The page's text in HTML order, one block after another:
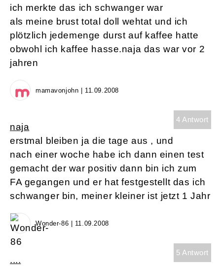
ich merkte das ich schwanger war
als meine brust total doll wehtat und ich
plötzlich jedemenge durst auf kaffee hatte
obwohl ich kaffee hasse.naja das war vor 2
jahren
mamavonjohn | 11.09.2008
4 Antwort
naja
erstmal bleiben ja die tage aus , und
nach einer woche habe ich dann einen test
gemacht der war positiv dann bin ich zum
FA gegangen und er hat festgestellt das ich
schwanger bin, meiner kleiner ist jetzt 1 Jahr
Wonder-86 | 11.09.2008
5 Antwort
....